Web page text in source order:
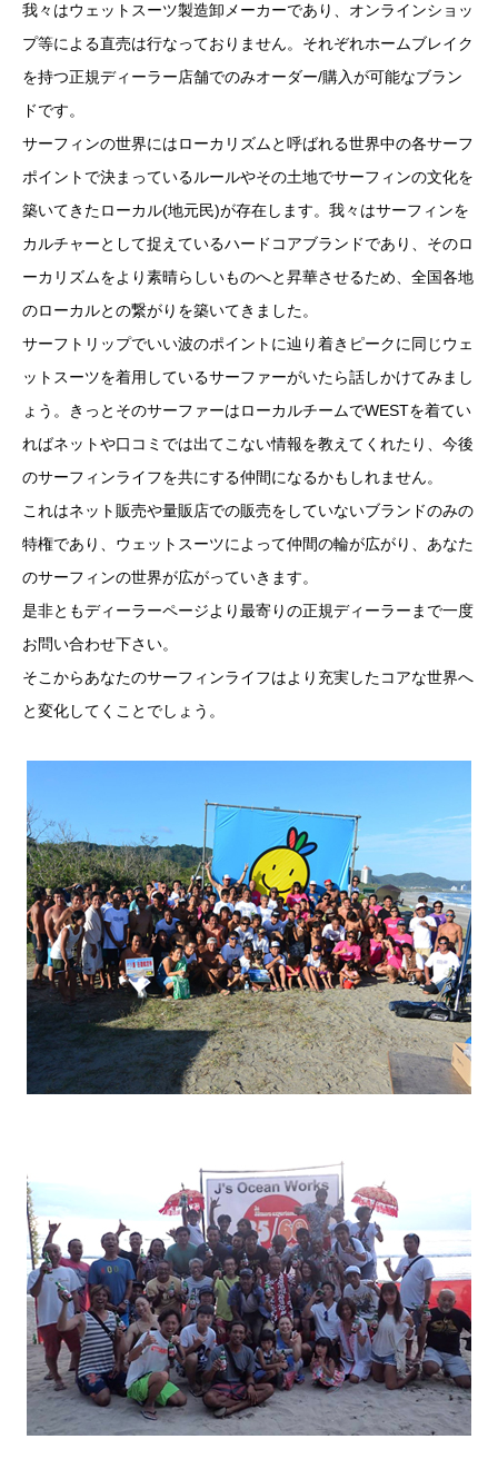
我々はウェットスーツ製造卸メーカーであり、オンラインショッ
プ等による直売は行なっておりません。それぞれホームブレイク
を持つ正規ディーラー店舗でのみオーダー/購入が可能なブラン
ドです。
サーフィンの世界にはローカリズムと呼ばれる世界中の各サーフ
ポイントで決まっているルールやその土地でサーフィンの文化を
築いてきたローカル(地元民)が存在します。我々はサーフィンを
カルチャーとして捉えているハードコアブランドであり、そのロ
ーカリズムをより素晴らしいものへと昇華させるため、全国各地
のローカルとの繋がりを築いてきました。
サーフトリップでいい波のポイントに辿り着きピークに同じウェ
ットスーツを着用しているサーファーがいたら話しかけてみまし
ょう。きっとそのサーファーはローカルチームでWESTを着てい
ればネットや口コミでは出てこない情報を教えてくれたり、今後
のサーフィンライフを共にする仲間になるかもしれません。
これはネット販売や量販店での販売をしていないブランドのみの
特権であり、ウェットスーツによって仲間の輪が広がり、あなた
のサーフィンの世界が広がっていきます。
是非ともディーラーページより最寄りの正規ディーラーまで一度
お問い合わせ下さい。
そこからあなたのサーフィンライフはより充実したコアな世界へ
と変化してくことでしょう。